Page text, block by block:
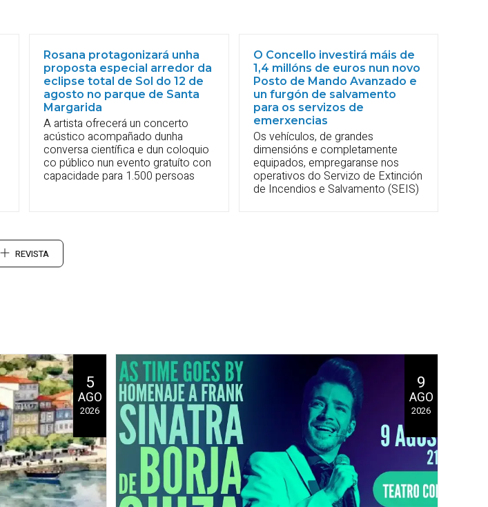
Rosana protagonizará unha
proposta especial arredor da
eclipse total de Sol do 12 de
agosto no parque de Santa
Margarida
A artista ofrecerá un concerto
acústico acompañado dunha
conversa científica e dun coloquio
co público nun evento gratuíto con
capacidade para 1.500 persoas
O Concello investirá máis de
1,4 millóns de euros nun novo
Posto de Mando Avanzado e
un furgón de salvamento
para os servizos de
emerxencias
Os vehículos, de grandes
dimensións e completamente
equipados, empregaranse nos
operativos do Servizo de Extinción
de Incendios e Salvamento (SEIS)
REVISTA
5
AGO
2026
9
AGO
2026